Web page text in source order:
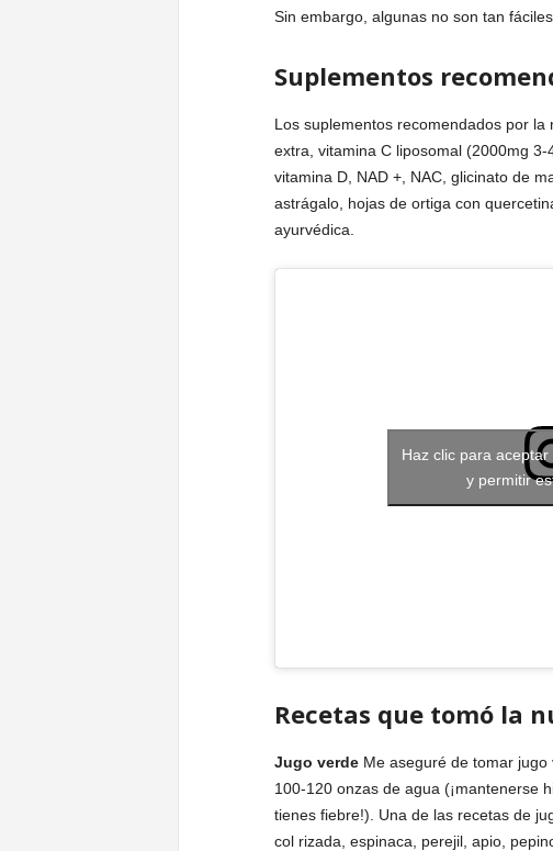
Sin embargo, algunas no son tan
Suplementos
Los suplementos recomendados por
extra, vitamina C liposomal (2000mg 3-
vitamina D, NAD +, NAC, glicinato de
astrágalo, hojas de ortiga con
ayurvédica.
Haz clic para
y permitir
Recetas que tomó la
Jugo verdeMe aseguré de tomar jugo
100-120 onzas de agua (¡mantenerse
tienes fiebre!). Una de las recetas de
col rizada, espinaca, perejil, apio,